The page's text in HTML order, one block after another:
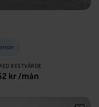
RESTVÄRDE
kr /mån